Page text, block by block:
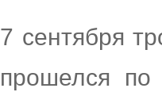
7 сентября
прошелся по